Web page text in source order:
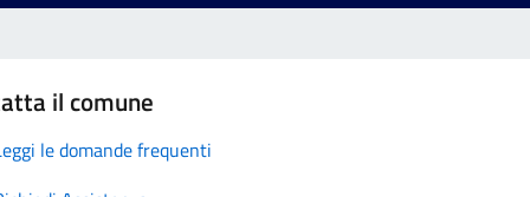
il comune
le domande frequenti